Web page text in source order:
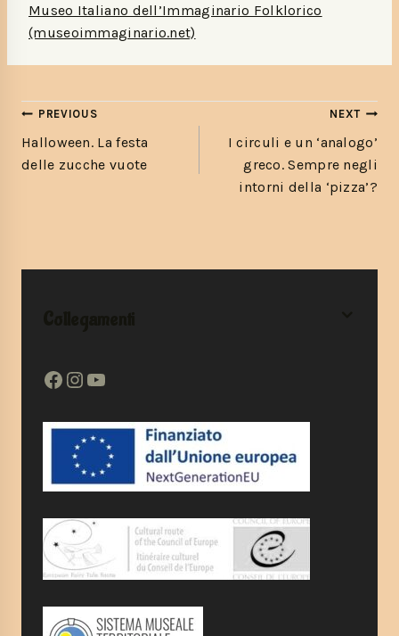
Museo Italiano dell’Immaginario Folklorico
(museoimmaginario.net)
PREVIOUS
Halloween. La festa
delle zucche vuote
NEXT
I circuli e un ‘analogo’
greco. Sempre negli
intorni della ‘pizza’?